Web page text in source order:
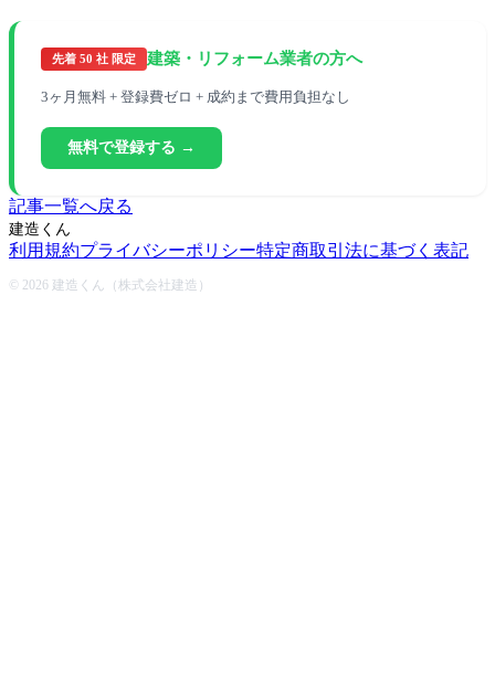
先着 50 社 限定 建築・リフォーム業者の方へ
3ヶ月無料 + 登録費ゼロ + 成約まで費用負担なし
無料で登録する →
記事一覧へ戻る
建造くん
利用規約プライバシーポリシー特定商取引法に基づく表記
© 2026 建造くん（株式会社建造）